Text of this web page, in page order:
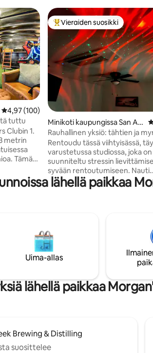
Keskimääräinen arvio 4,97/5, 100 arvostelua
4,97 (100)
tuttu
Clubin 1.
metrin
Tämä
televisio,
alla. Vain
La
ja
Vieraiden suosikkien
Vieraiden suosikki
Minikoti kaupungissa San An
tonio
Rauhallinen yksiö: tähtien ja
äänet
Rentoudu tässä viihtyisässä,
varustetussa studiossa, joka on
suunniteltu stressin
syvään rentoutumiseen. Nauti
rauhoittavasta luontoäänestä,
lukien lempeät ukkoset,
astianpesukone,
silitysrauta, mikroaaltouuni ja
kahvipannu. Tässä rauhallisessa
lomakohteessa on yksityinen
rauhallinen tunnelma, ja siellä
mitä tarvitset virkistäytyäksesi
lähellä paikkaa
Uima-allas
lähellä paikkaa
Brewing & Distilling
suosittelee